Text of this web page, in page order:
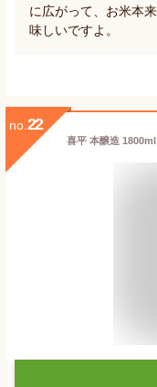
に広がって、お米本
味しいですよ。
no. 22